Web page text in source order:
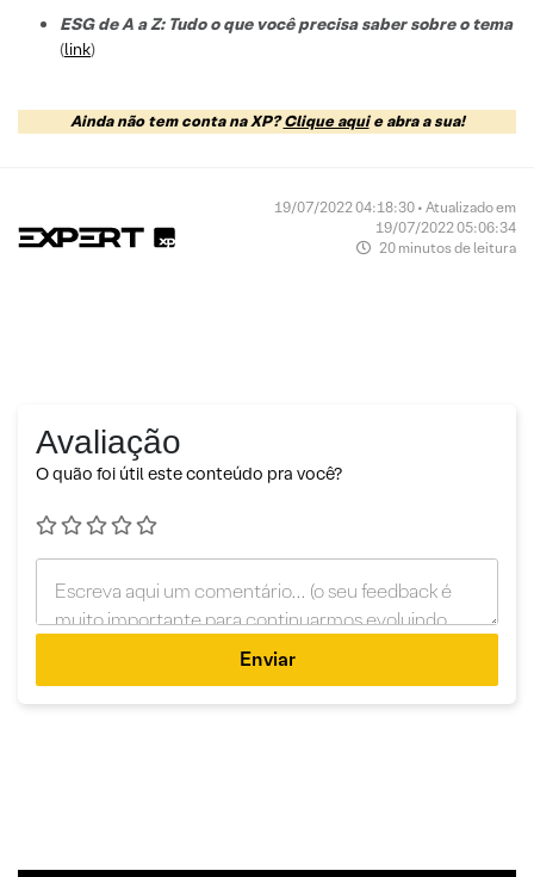
ESG de A a Z: Tudo o que você precisa saber sobre o tema
(link)
Ainda não tem conta na XP?Clique aquie abra a sua!
19/07/2022 04:18:30 • Atualizado em
19/07/2022 05:06:34
20 minutos de leitura
Avaliação
O quão foi útil este conteúdo pra você?
Enviar